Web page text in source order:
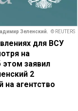
Зеленский. © REUTERS
для ВСУ
на
заявил
2
агентство